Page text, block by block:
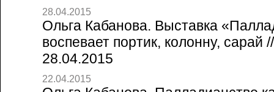
28.04.2015
Ольга Кабанова. Выставка
воспевает портик, колонну,
28.04.2015
22.04.2015